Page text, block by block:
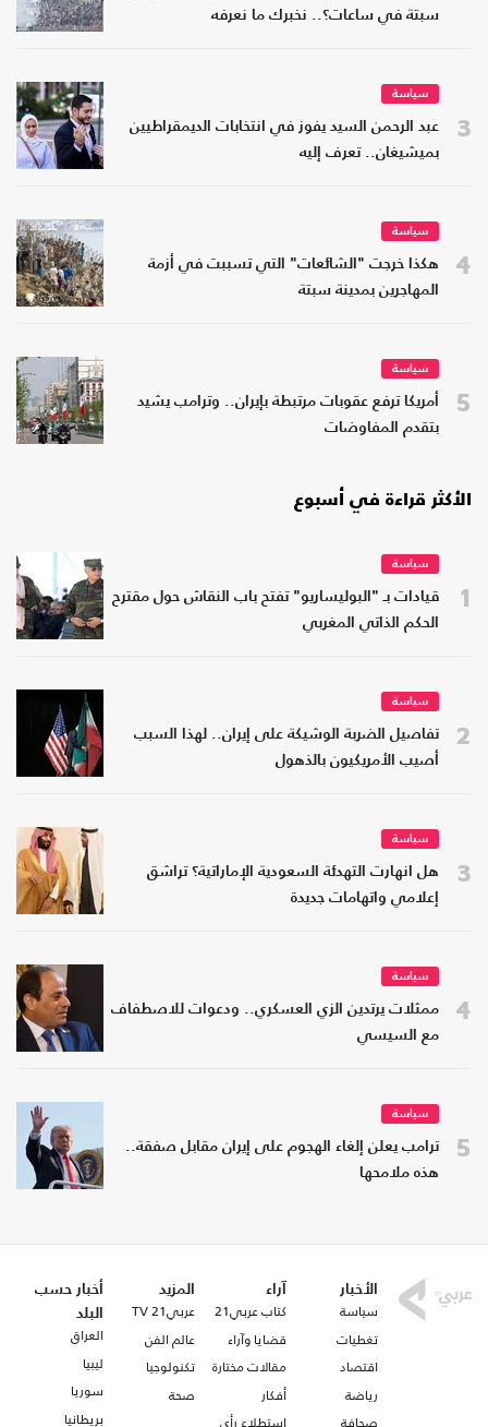
سبتة في ساعات؟.. نخبرك ما نعرفه
3
سياسة
عبد الرحمن السيد يفوز في انتخابات الديمقراطيين
بميشيغان.. تعرف إليه
4
سياسة
هكذا خرجت "الشائعات" التي تسببت في أزمة
المهاجرين بمدينة سبتة
5
سياسة
أمريكا ترفع عقوبات مرتبطة بإيران.. وترامب يشيد
بتقدم المفاوضات
الأكثر قراءة في أسبوع
1
سياسة
قيادات بـ "البوليساريو" تفتح باب النقاش حول مقترح
الحكم الذاتي المغربي
2
سياسة
تفاصيل الضربة الوشيكة على إيران.. لهذا السبب
أصيب الأمريكيون بالذهول
3
سياسة
هل انهارت التهدئة السعودية الإماراتية؟ تراشق
إعلامي واتهامات جديدة
4
سياسة
ممثلات يرتدين الزي العسكري.. ودعوات للاصطفاف
مع السيسي
5
سياسة
ترامب يعلن إلغاء الهجوم على إيران مقابل صفقة..
هذه ملامحها
الأخبار
سياسة
تغطيات
اقتصاد
رياضة
آراء
كتاب عربي21
قضايا وآراء
مقالات مختارة
أفكار
المزيد
عربي21 TV
عالم الفن
تكنولوجيا
صحة
أخبار حسب
البلد
العراق
ليبيا
سوريا
بريطانيا